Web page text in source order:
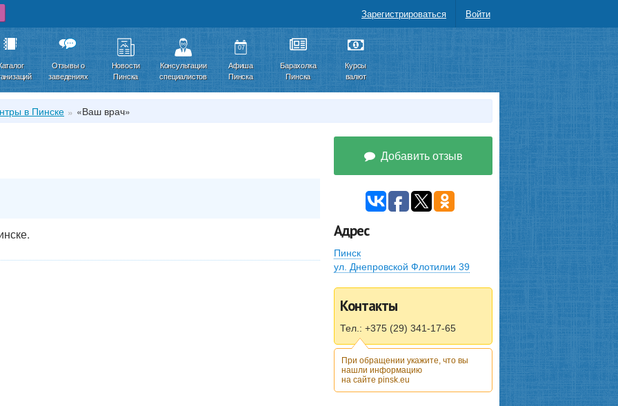
Зарегистрироваться Войти
Отзывы о
заведениях
Новости
Пинска
Консультации
специалистов
07
Афиша
Пинска
Барахолка
Пинска
Курсы
валют
в Пинске «Ваш врач»
Добавить отзыв
Адрес
Пинск
ул. Днепровской Флотилии 39
Контакты
Тел.: +375 (29) 341-17-65
При обращении укажите, что вы
нашли информацию
на сайте pinsk.eu